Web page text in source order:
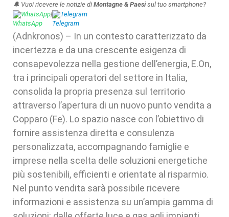
🔔 Vuoi ricevere le notizie di Montagne & Paesisul tuo smartphone?
WhatsApp| Telegram
(Adnkronos) – In un contesto caratterizzato da
incertezza e da una crescente esigenza di
consapevolezza nella gestione dell’energia, E.On,
tra i principali operatori del settore in Italia,
consolida la propria presenza sul territorio
attraverso l’apertura di un nuovo punto vendita a
Copparo (Fe). Lo spazio nasce con l’obiettivo di
fornire assistenza diretta e consulenza
personalizzata, accompagnando famiglie e
imprese nella scelta delle soluzioni energetiche
più sostenibili, efficienti e orientate al risparmio.
Nel punto vendita sarà possibile ricevere
informazioni e assistenza su un’ampia gamma di